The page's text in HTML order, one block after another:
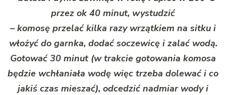
przez ok 40 minut, wystudzić
– komosę przelać kilka razy wrzątkiem na sitku i
włożyć do garnka, dodać soczewicę i zalać wodą.
Gotować 30 minut (w trakcie gotowania komosa
będzie wchłaniała wodę więc trzeba dolewać i co
jakiś czas mieszać), odcedzić nadmiar wody i